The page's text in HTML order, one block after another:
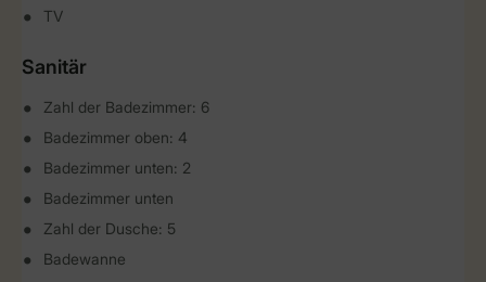
TV
Sanitär
Zahl der Badezimmer: 6
Badezimmer oben: 4
Badezimmer unten: 2
Badezimmer unten
Zahl der Dusche: 5
Badewanne